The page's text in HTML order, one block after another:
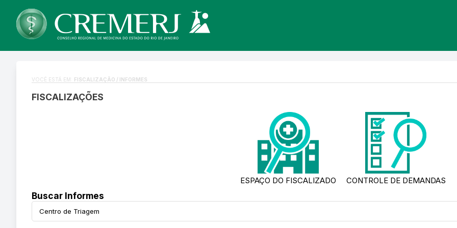
VOCÊ ESTÁ EM: FISCALIZAÇÃO / INFORMES
FISCALIZAÇÕES
ESPAÇO DO FISCALIZADO CONTROLE DE DEMANDAS
Buscar Informes